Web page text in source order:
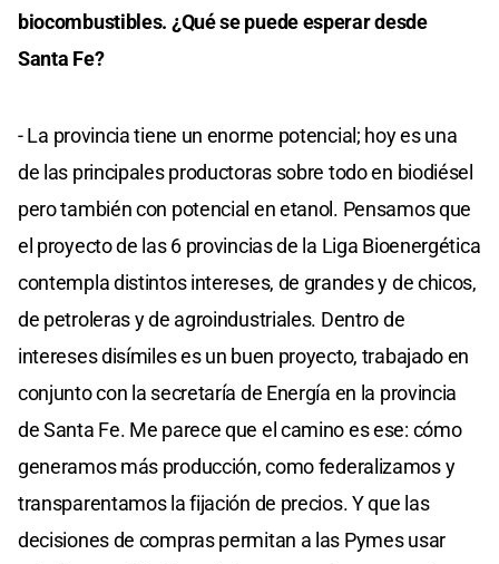
biocombustibles. ¿Qué se puede esperar desde
Santa Fe?
- La provincia tiene un enorme potencial; hoy es una
de las principales productoras sobre todo en biodiésel
pero también con potencial en etanol. Pensamos que
el proyecto de las 6 provincias de la Liga Bioenergética
contempla distintos intereses, de grandes y de chicos,
de petroleras y de agroindustriales. Dentro de
intereses disímiles es un buen proyecto, trabajado en
conjunto con la secretaría de Energía en la provincia
de Santa Fe. Me parece que el camino es ese: cómo
generamos más producción, como federalizamos y
transparentamos la fijación de precios. Y que las
decisiones de compras permitan a las Pymes usar